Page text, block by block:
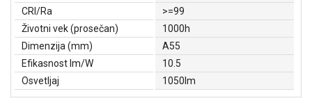
CRI/Ra
>=99
Životni vek (prosečan)
1000h
Dimenzija (mm)
A55
Efikasnost lm/W
10.5
Osvetljaj
1050lm